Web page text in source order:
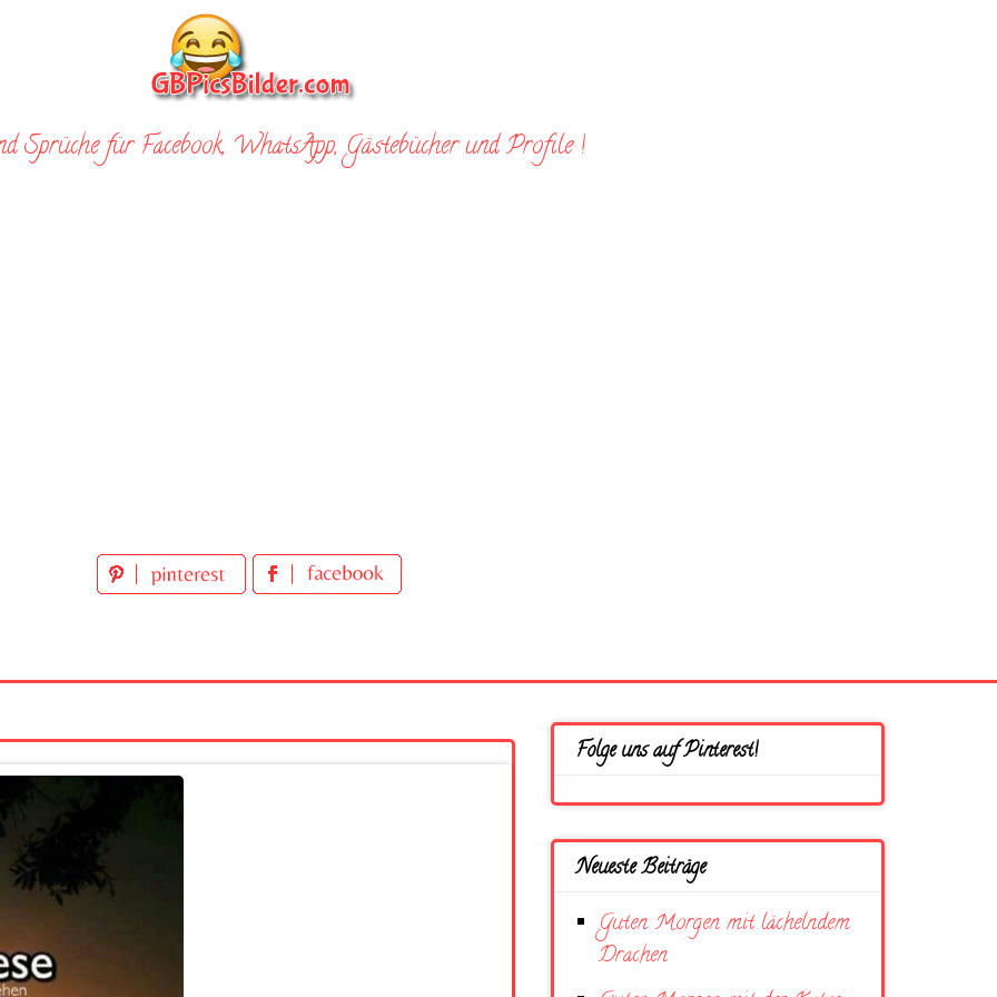
Sprüche für Facebook, WhatsApp, Gästebücher und Profile !
Folge uns auf Pinterest!
Neueste Beiträge
Guten Morgen mit lächelndem
Drachen